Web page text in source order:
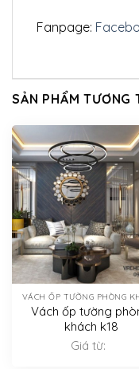
Fanpage:
SẢN PHẨM TƯƠNG
VÁCH ỐP TƯỜNG PHÒNG
Vách ốp tường
khách k18
Giá từ: